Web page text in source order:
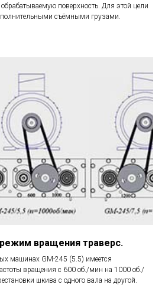
поверхность. Для этой цели
съёмными грузами.
вращения траверс.
машинах GM-245 (5.5) имеется
вращения с 600 об./мин на 1000 об./
шкива с одного вала на другой.